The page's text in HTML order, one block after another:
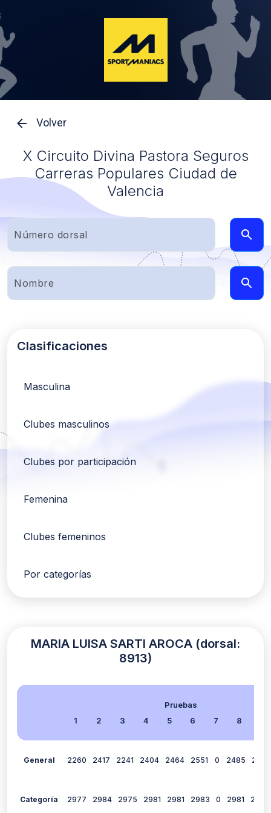
Volver
X Circuito Divina Pastora Seguros
Carreras Populares Ciudad de
Valencia
Clasificaciones
Masculina
Clubes masculinos
Clubes por participación
Femenina
Clubes femeninos
Por categorías
MARIA LUISA SARTI AROCA (dorsal:
8913)
Pruebas
1
2 3 4 5 6 7 8
General 2260 2417 2241 2404 2464 2551 0 2485 2348
Categoría 2977 2984 2975 2981 2981 2983 0 2981 2974